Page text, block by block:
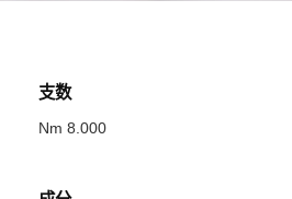
支数
Nm 8.000